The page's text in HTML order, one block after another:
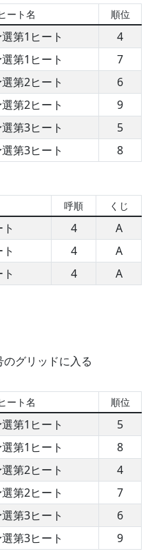
ート名 順位
第1ヒート
4
第1ヒート
7
第2ヒート
6
第2ヒート
9
第3ヒート
5
第3ヒート 8
呼順 くじ
4
A
4
A
4 A
グリッドに入る
ート名 順位
第1ヒート
5
第1ヒート
8
第2ヒート
4
第2ヒート
7
第3ヒート
6
第3ヒート 9